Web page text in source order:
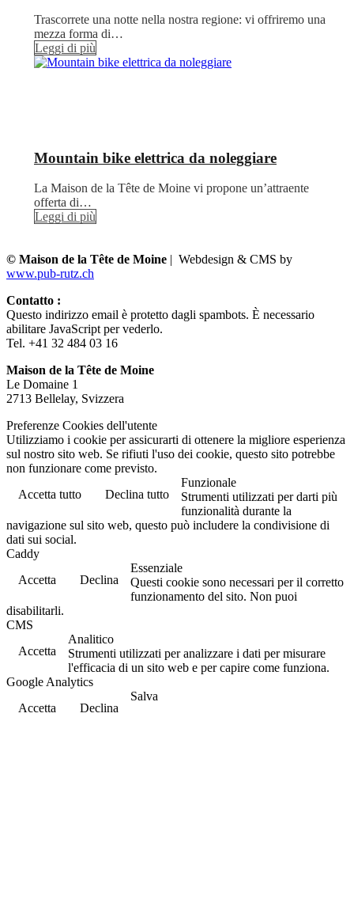
Trascorrete una notte nella nostra regione: vi offriremo una
mezza forma di…
Leggi di più
Mountain bike elettrica da noleggiare
La Maison de la Tête de Moine vi propone un’attraente
offerta di…
Leggi di più
© Maison de la Tête de Moine | Webdesign & CMS by
www.pub-rutz.ch
Contatto :
Questo indirizzo email è protetto dagli spambots. È necessario
abilitare JavaScript per vederlo.
Tel. +41 32 484 03 16
Maison de la Tête de Moine
Le Domaine 1
2713 Bellelay, Svizzera
Preferenze Cookies dell'utente
Utilizziamo i cookie per assicurarti di ottenere la migliore esperienza
sul nostro sito web. Se rifiuti l'uso dei cookie, questo sito potrebbe
non funzionare come previsto.
Accetta tutto
Declina tutto
Funzionale
Strumenti utilizzati per darti più
funzionalità durante la
navigazione sul sito web, questo può includere la condivisione di
dati sui social.
Caddy
Accetta
Declina
Essenziale
Questi cookie sono necessari per il corretto
funzionamento del sito. Non puoi
disabilitarli.
CMS
Accetta
Analitico
Strumenti utilizzati per analizzare i dati per misurare
l'efficacia di un sito web e per capire come funziona.
Google Analytics
Accetta
Declina
Salva